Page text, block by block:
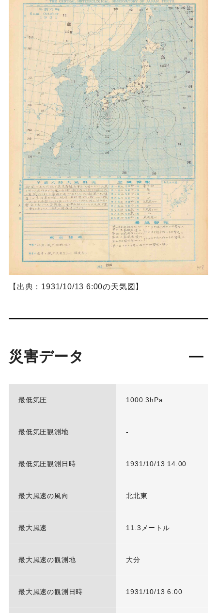
【出典：1931/10/13 6:00の天気図】
災害データ
最低気圧 1000.3hPa
最低気圧観測地 -
最低気圧観測日時 1931/10/13 14:00
最大風速の風向 北北東
最大風速 11.3メートル
最大風速の観測地 大分
最大風速の観測日時 1931/10/13 6:00